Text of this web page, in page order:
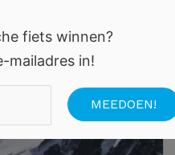
fiets winnen?
mailadres in!